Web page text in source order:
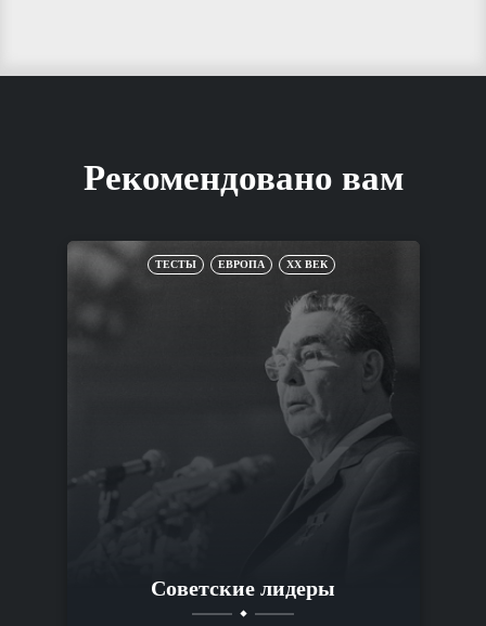
Рекомендовано вам
ТЕСТЫ ЕВРОПА XX ВЕК
Советские лидеры